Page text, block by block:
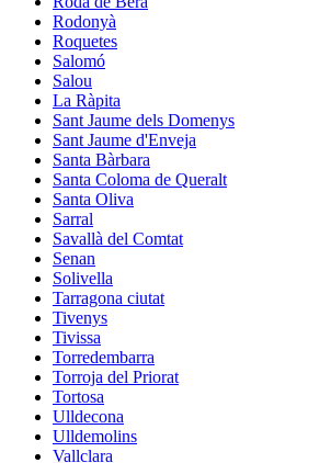
Rodonyà
Roquetes
Salomó
Salou
La Ràpita
Sant Jaume dels Domenys
Sant Jaume d'Enveja
Santa Bàrbara
Santa Coloma de Queralt
Santa Oliva
Sarral
Savallà del Comtat
Senan
Solivella
Tarragona ciutat
Tivenys
Tivissa
Torredembarra
Torroja del Priorat
Tortosa
Ulldecona
Ulldemolins
Vallclara